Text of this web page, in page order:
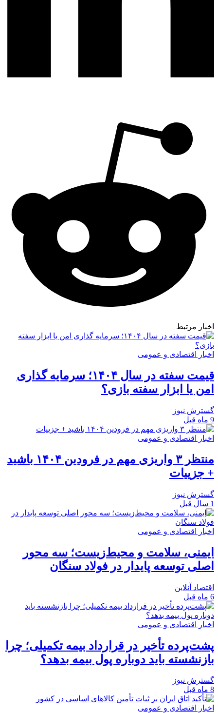
اخبار مرتبط
اخبار اقتصادی و عمومی
قیمت سفته در سال ۱۴۰۴؛ سرمایه‌ گذاری
امن یا ابزار سفته‌ بازی؟
گسترش نیوز
9 ماه قبل
اخبار اقتصادی و عمومی
منتظر ۳ واریزی مهم در فرودین‌ ۱۴۰۴ باشید
+ جزییات
گسترش نیوز
1 سال قبل
اخبار اقتصادی و عمومی
ایمنی، سلامت و محیط‌زیست؛ سه محور
اصلی توسعه پایدار در فولاد سنگان
اقتصاد آنلاین
6 ماه قبل
اخبار اقتصادی و عمومی
پشت‌پرده تأخیر در قرارداد بیمه تکمیلی؛ چرا
بازنشسته باید دوباره پول بیمه بدهد؟
گسترش نیوز
8 ماه قبل
اخبار اقتصادی و عمومی